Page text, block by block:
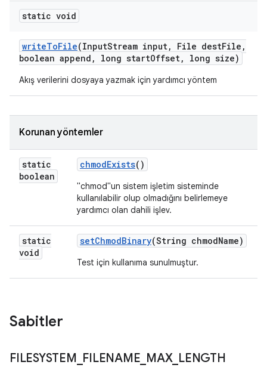
static void
writeToFile(InputStream input, File destFile ,
boolean append , long startOffset, long size)
Akış verilerini dosyaya yazmak için yardımcı yöntem
Korunan yöntemler
static
boolean
chmodExists()
"chmod"un sistem işletim sisteminde
kullanılabilir olup olmadığını belirlemeye
yardımcı olan dahili işlev.
static
void
setChmodBinary(String chmodName)
Test için kullanıma sunulmuştur.
Sabitler
FILESYSTEM FILENAME MAX_ LENGTH